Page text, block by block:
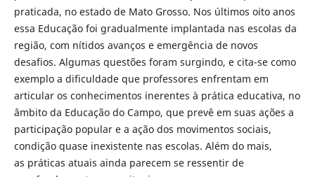
praticada, no estado de Mato Grosso. Nos últimos oito anos
essa Educação foi gradualmente implantada nas escolas da
região, com nítidos avanços e emergência de novos
desafios. Algumas questões foram surgindo, e cita-se como
exemplo a dificuldade que professores enfrentam em
articular os conhecimentos inerentes à prática educativa, no
âmbito da Educação do Campo, que prevê em suas ações a
participação popular e a ação dos movimentos sociais,
condição quase inexistente nas escolas. Além do mais,
as práticas atuais ainda parecem se ressentir de